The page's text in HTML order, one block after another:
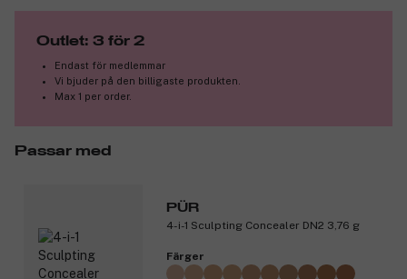
Outlet: 3 för 2
Endast för medlemmar
Vi bjuder på den billigaste produkten.
Max 1 per order.
Passar med
PÜR
4-i-1 Sculpting Concealer DN2 3,76 g
Färger